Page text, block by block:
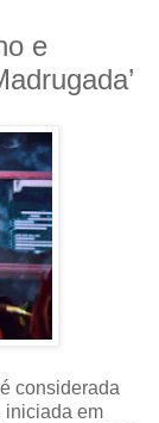
e
considerada
iniciada em